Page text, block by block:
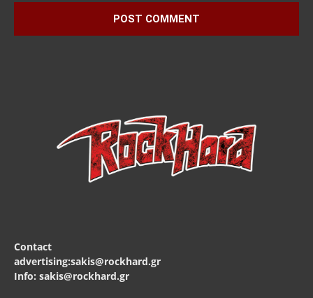
Contact
advertising:sakis@rockhard.gr
Info: sakis@rockhard.gr